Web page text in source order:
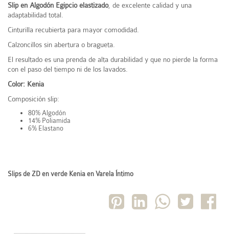
Slip en Algodón Egipcio elastizado, de excelente calidad y una
adaptabilidad total.
Cinturilla recubierta para mayor comodidad.
Calzoncillos sin abertura o bragueta.
El resultado es una prenda de alta durabilidad y que no pierde la forma
con el paso del tiempo ni de los lavados.
Color: Kenia
Composición slip:
80% Algodón
14% Poliamida
6% Elastano
Slips de ZD en verde Kenia en Varela Íntimo